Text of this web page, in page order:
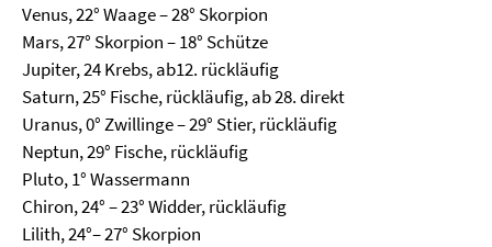
Venus, 22° Waage – 28° Skorpion
Mars, 27° Skorpion – 18° Schütze
Jupiter, 24 Krebs, ab12. rückläufig
Saturn, 25° Fische, rückläufig, ab 28. direkt
Uranus, 0° Zwillinge – 29° Stier, rückläufig
Neptun, 29° Fische, rückläufig
Pluto, 1° Wassermann
Chiron, 24° – 23° Widder, rückläufig
Lilith, 24°– 27° Skorpion